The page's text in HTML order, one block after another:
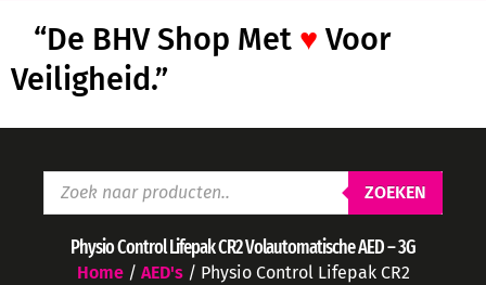
“De BHV Shop Met ♥ Voor
Veiligheid.”
ZOEKEN
Physio Control Lifepak CR2 Volautomatische AED – 3G
Home/ AED's/ Physio Control Lifepak CR2